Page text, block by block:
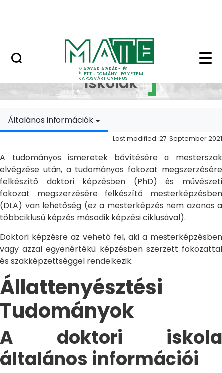
MAGYAR AGRÁR- ÉS
ÉLETTUDOMÁNYI EGYETEM
KAPOSVÁRI CAMPUS
Doktori Iskolák -
Doktori
Iskolák
Általános információk
Last modified: 27. September 2021
A tudományos ismeretek bővítésére a mesterszak
elvégzése után, a tudományos fokozat megszerzésére
felkészítő doktori képzésben (PhD) és művészeti
fokozat megszerzésére felkészítő mesterképzésben
(DLA) van lehetőség (ez a mesterképzés nem azonos a
többciklusú képzés második képzési ciklusával).
Doktori képzésre az vehető fel, aki a mesterképzésben
vagy azzal egyenértékű képzésben szerzett fokozattal
és szakképzettséggel rendelkezik.
Állattenyésztési
Tudományok
A doktori iskola
általános információi